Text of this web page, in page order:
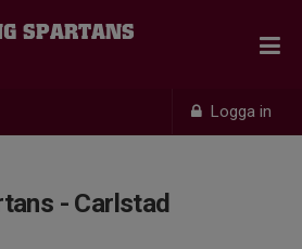
Logga in
SPARTANS
- Carlstad